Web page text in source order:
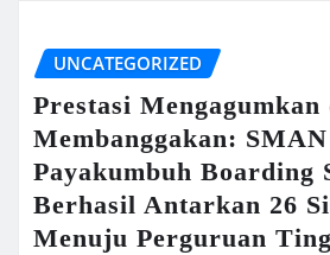
UNCATEGORIZED
Prestasi Mengagumkan
Membanggakan:
Payakumbuh Boarding
Berhasil Antarkan 26
Menuju Perguruan